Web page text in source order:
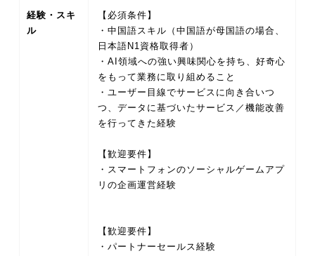
経験・スキ
ル
【必須条件】
・中国語スキル（中国語が母国語の場合、
日本語N1資格取得者）
・AI領域への強い興味関心を持ち、好奇心
をもって業務に取り組めること
・ユーザー目線でサービスに向き合いつ
つ、データに基づいたサービス／機能改善
を行ってきた経験
【歓迎要件】
・スマートフォンのソーシャルゲームアプ
リの企画運営経験
【歓迎要件】
・パートナーセールス経験